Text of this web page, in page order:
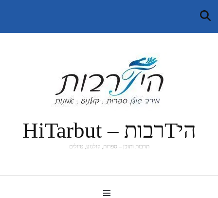
היTרבות – HiTarbut
תרבות ותוכן – ספרות, קולנוע, טיולים